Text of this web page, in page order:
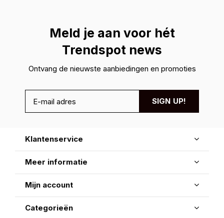
Meld je aan voor hét
Trendspot news
Ontvang de nieuwste aanbiedingen en promoties
SIGN UP!
Klantenservice
Meer informatie
Mijn account
Categorieën